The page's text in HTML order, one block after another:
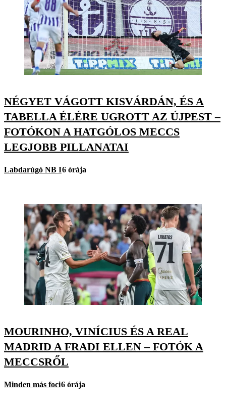
NÉGYET VÁGOTT KISVÁRDÁN, ÉS A
TABELLA ÉLÉRE UGROTT AZ ÚJPEST –
FOTÓKON A HATGÓLOS MECCS
LEGJOBB PILLANATAI
Labdarúgó NB I6 órája
MOURINHO, VINÍCIUS ÉS A REAL
MADRID A FRADI ELLEN – FOTÓK A
MECCSRŐL
Minden más foci6 órája